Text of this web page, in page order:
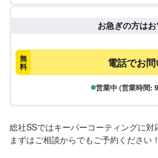
お急ぎの方は
無
料 電話でお
営業中 (営業時間:
総社SSではキーパーコーティングに対
まずはご相談からでもご予約ください！